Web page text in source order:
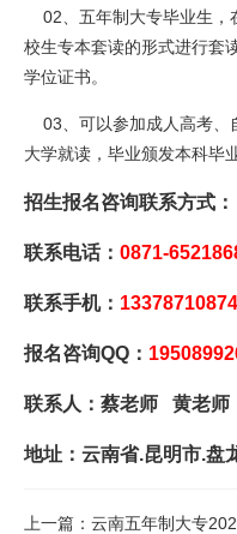
02、五年制大专毕业生，
校生专本套读的形式进行套
学位证书。
03、可以参加成人高考、
大学就读，毕业颁发本科毕
招生报名咨询联系方式：
联系电话： 0871-
联系手机： 13378710874
报名咨询QQ：
联系人：蔡老师 黄老
地址：云南省.昆明市.盘
上一篇：云南五年制大专